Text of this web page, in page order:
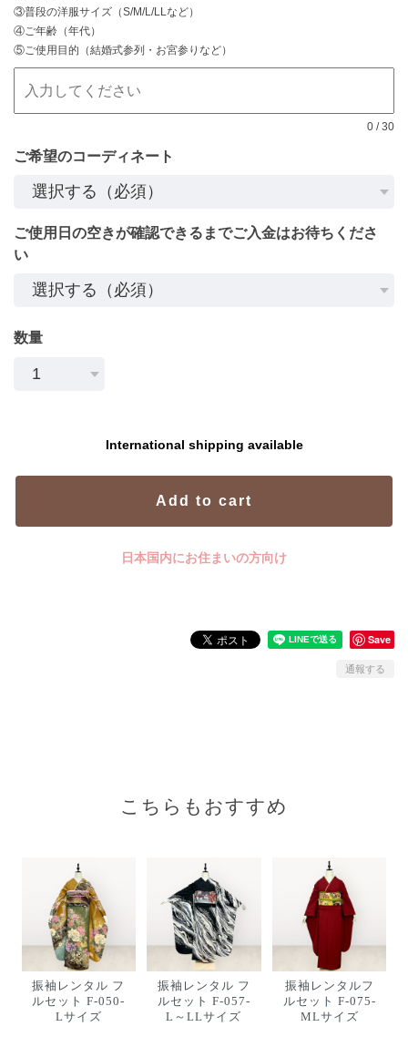
③普段の洋服サイズ（S/M/L/LLなど）
④ご年齢（年代）
⑤ご使用目的（結婚式参列・お宮参りなど）
0 /30
ご希望のコーディネート
ご使用日の空きが確認できるまでご入金はお待ちくださ
い
数量
International shipping available
Add to cart
日本国内にお住まいの方向け
Save
通報する
こちらもおすすめ
振袖レンタル フ
ルセット F-050-
Lサイズ
振袖レンタル フ
ルセット F-057-
L～LLサイズ
振袖レンタルフ
ルセット F-075-
MLサイズ